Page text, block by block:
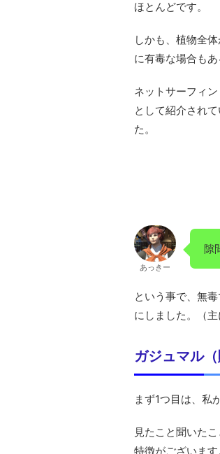
ほとんどです。
しかも、植物全
に有毒な場合もあ
ネットサーフィ
として紹介され
た。
あっきー
隙
という事で、無
にしました。（主
ガジュマル（
まず1つ目は、私
見たこと聞いた
特徴がございます